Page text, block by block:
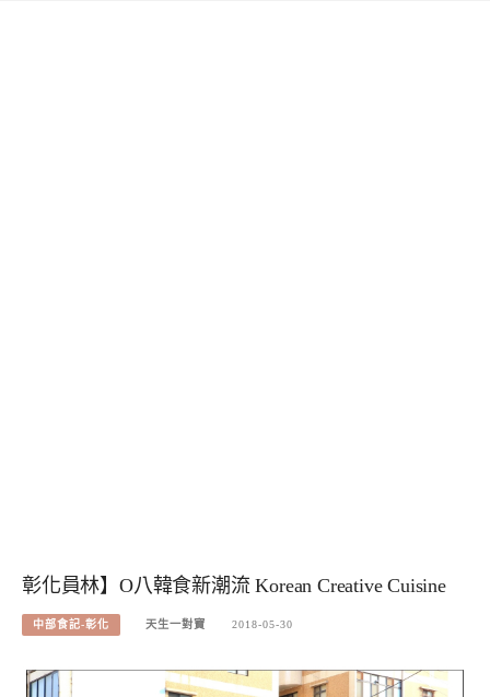
彰化員林】O八韓食新潮流 Korean Creative Cuisine
中部食記-彰化 天生一對寶 2018-05-30